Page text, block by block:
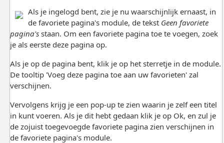
Als je ingelogd bent, zie je nu waarschijnlijk ernaast, in
de favoriete pagina's module, de tekst Geen favoriete
pagina'sstaan. Om een favoriete pagina toe te voegen, zoek
je als eerste deze pagina op.
Als je op de pagina bent, klik je op het sterretje in de module.
De tooltip 'Voeg deze pagina toe aan uw favorieten' zal
verschijnen.
Vervolgens krijg je een pop-up te zien waarin je zelf een titel
in kunt voeren. Als je dit hebt gedaan klik je op Ok, en zul je
de zojuist toegevoegde favoriete pagina zien verschijnen in
de favoriete pagina's module.